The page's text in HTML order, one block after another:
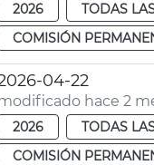
2026 TODAS
COMISIÓN
04-22
hace 2
2026 TODAS
COMISIÓN